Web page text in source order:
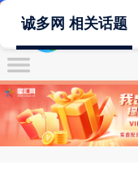
诚多网 相关话题